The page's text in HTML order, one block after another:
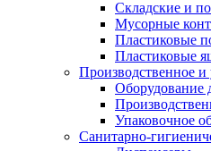
Складские и
Мусорные
Пластиковые
Пластиковые
Производственное и
Оборудование
Упаковочное
Санитарно-